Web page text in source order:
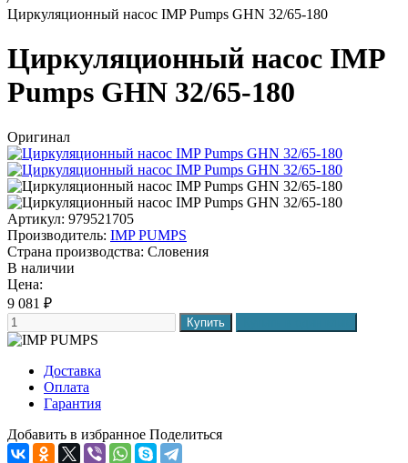
Циркуляционный насос IMP Pumps GHN 32/65-180
Циркуляционный насос IMP
Pumps GHN 32/65-180
Оригинал
Артикул: 979521705
Производитель: IMP PUMPS
Страна производства: Словения
В наличии
Цена:
9 081 ₽
Доставка
Оплата
Гарантия
Добавить в избранное Поделиться